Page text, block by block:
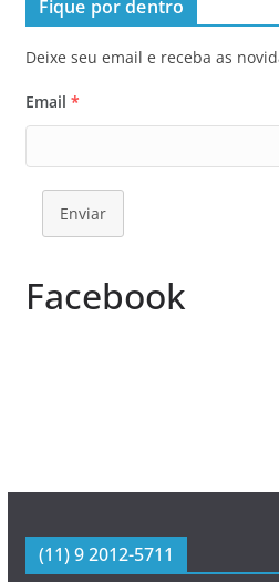
Fique por dentro
Deixe seu email e receba as
Email *
Enviar
Facebook
(11) 9 2012-5711